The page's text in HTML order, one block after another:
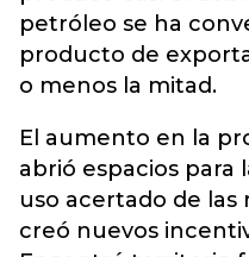
petróleo se ha
producto de
o menos la mitad.
El aumento en la
abrió espacios para
uso acertado de
creó nuevos